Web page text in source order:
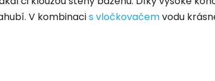
V kombinacis vločkovačemvodu